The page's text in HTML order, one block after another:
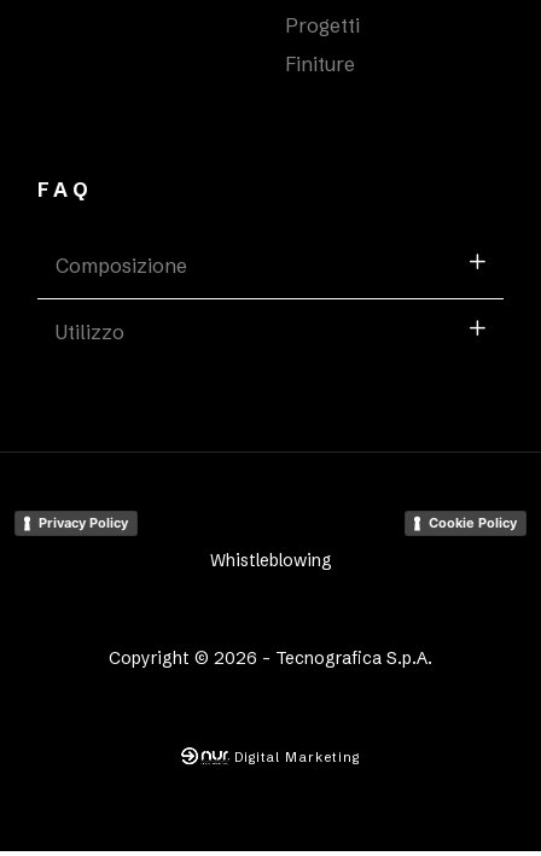
Progetti
Finiture
FAQ
Composizione
Utilizzo
Copyright © 2026 - Tecnografica S.p.A.
Privacy Policy Cookie Policy
Whistleblowing
Digital Marketing